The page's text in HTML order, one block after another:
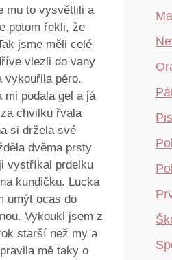
mu to vysvětlili a
potom řekli, že
jsme měli celé
vlezli do vany
vykouřila péro.
mi podala gel a já
chvilku řvala
si držela své
dvěma prsty
vystříkal prdelku
kundičku. Lucka
umýt ocas do
Vykoukl jsem z
starší než my a
mě taky o